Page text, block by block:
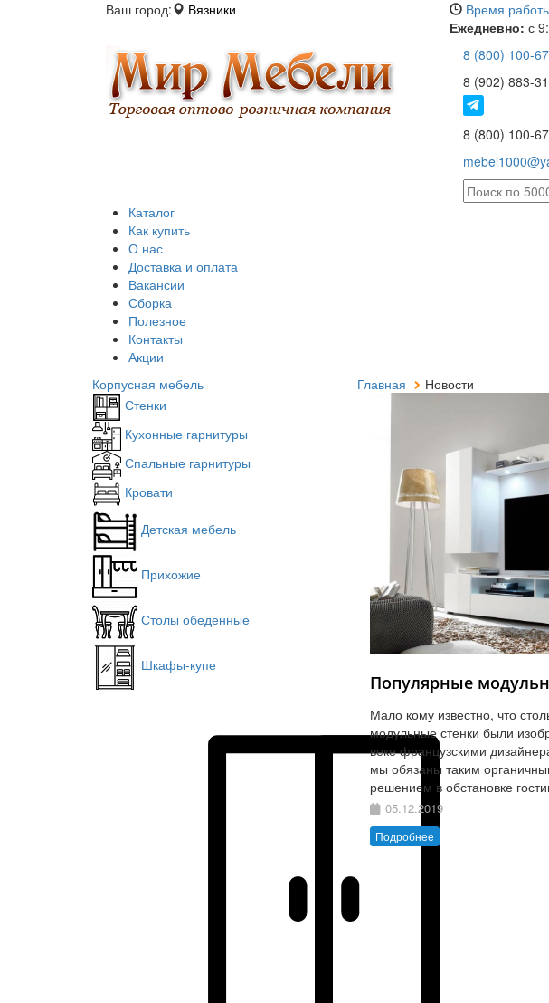
Ваш город: Вязники
Время
Ежедневно: с
8 (800) 100-
8 (902) 883-
8 (800) 100-
Каталог
Как купить
О нас
Доставка и оплата
Вакансии
Сборка
Полезное
Контакты
Акции
Корпусная мебель
Стенки
Кухонные гарнитуры
Спальные гарнитуры
Кровати
Детская мебель
Прихожие
Столы обеденные
Шкафы-купе
Главная Новости
Популярные
Мало кому известно, что
модульные стенки были
веке французскими
мы обязаны таким
решением в обстановке
05.12.2019
Подробнее